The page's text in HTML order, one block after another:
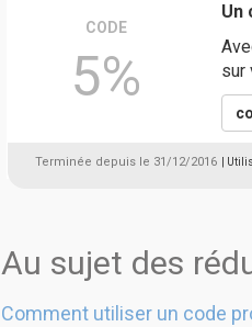
CODE
5%
Un
sur
Terminée depuis le 31/12/2016 |
Au sujet des
Comment utiliser un code